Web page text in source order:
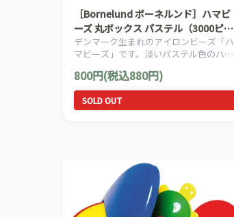
［Bornelund ボーネルンド］ハマビ
ーズ 丸ボックス パステル（3000ピー
ス）
デンマーク生まれのアイロンビーズ「ハ
マビーズ」です。淡いパステル色のハマ
800円(税込880円)
SOLD OUT